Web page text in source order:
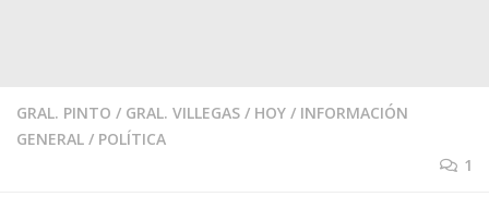
GRAL. PINTO / GRAL. VILLEGAS / HOY / INFORMACIÓN
GENERAL / POLÍTICA
1